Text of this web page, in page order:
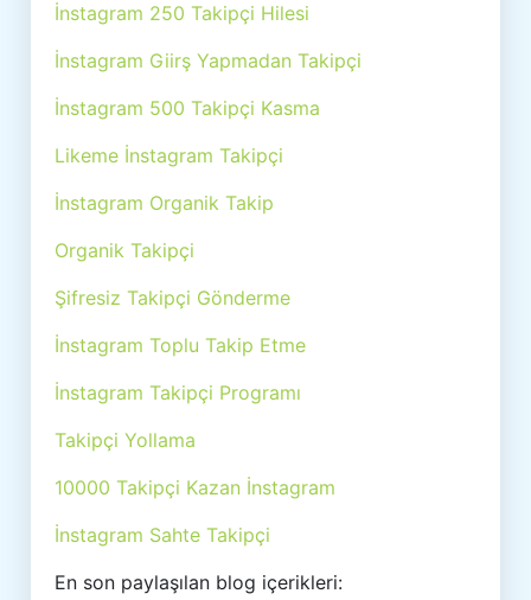
İnstagram 250 Takipçi Hilesi
İnstagram Giirş Yapmadan Takipçi
İnstagram 500 Takipçi Kasma
Likeme İnstagram Takipçi
İnstagram Organik Takip
Organik Takipçi
Şifresiz Takipçi Gönderme
İnstagram Toplu Takip Etme
İnstagram Takipçi Programı
Takipçi Yollama
10000 Takipçi Kazan İnstagram
İnstagram Sahte Takipçi
En son paylaşılan blog içerikleri: